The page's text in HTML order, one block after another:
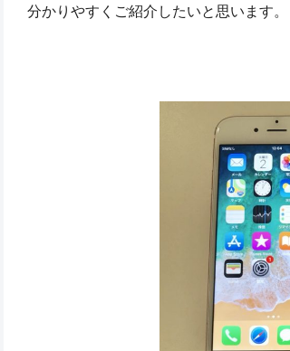
分かりやすくご紹介したいと思います。